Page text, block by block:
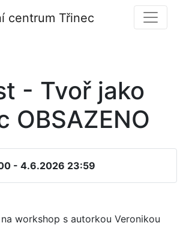
- Tvoř jako
OBSAZENO
- 4.6.2026 23:59
workshop s autorkou Veronikou